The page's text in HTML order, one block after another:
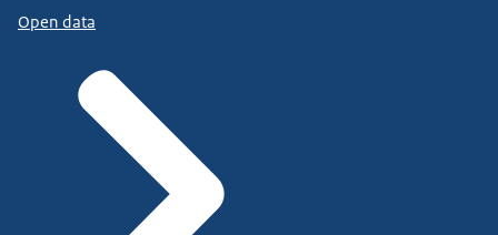
Open data